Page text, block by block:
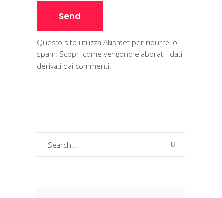
Questo sito utilizza Akismet per ridurre lo
spam. Scopri come vengono elaborati i dati
derivati dai commenti.